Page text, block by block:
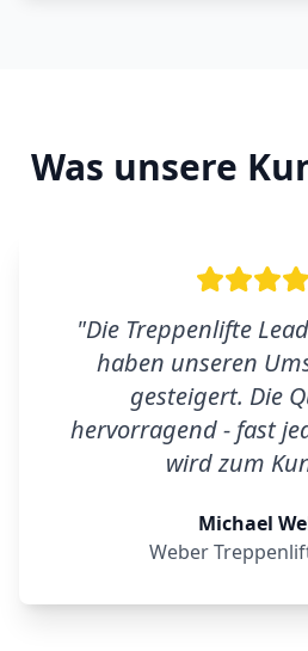
Was unsere
"Die Treppenlifte
haben unseren
gesteigert. Die
hervorragend - fast
wird zum
Michael
Weber